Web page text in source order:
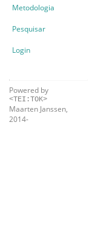
Metodologia
Pesquisar
Login
Powered by
<TEI:TOK>
Maarten Janssen,
2014-